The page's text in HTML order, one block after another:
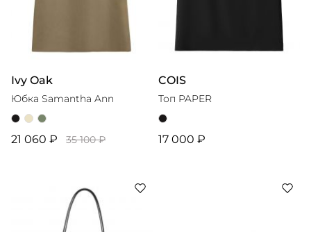
Ivy Oak
Юбка Samantha Ann
21 060 ₽ 35 100 ₽
COIS
Топ PAPER
17 000 ₽